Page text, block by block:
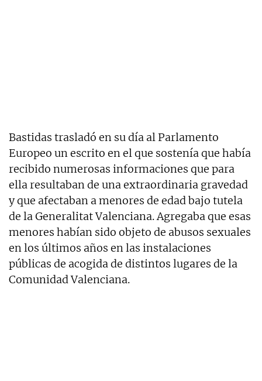
Bastidas trasladó en su día al Parlamento
Europeo un escrito en el que sostenía que había
recibido numerosas informaciones que para
ella resultaban de una extraordinaria gravedad
y que afectaban a menores de edad bajo tutela
de la Generalitat Valenciana. Agregaba que esas
menores habían sido objeto de abusos sexuales
en los últimos años en las instalaciones
públicas de acogida de distintos lugares de la
Comunidad Valenciana.